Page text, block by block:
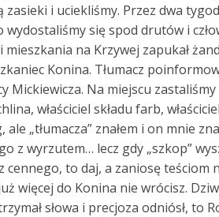
zasieki i uciekliśmy. Przez dwa
wydostaliśmy się spod drutów i
na Krzywej zapukał
Konina. Tłumacz
Mickiewicza. Na miejscu
właściciel składu farb,
„tłumacza” znałem i on mnie
z wyrzutem… lecz gdy „szkop”
cennego, to daj, a zaniosę
więcej do Konina nie wrócisz.
słowa i precjoza odniósł, to